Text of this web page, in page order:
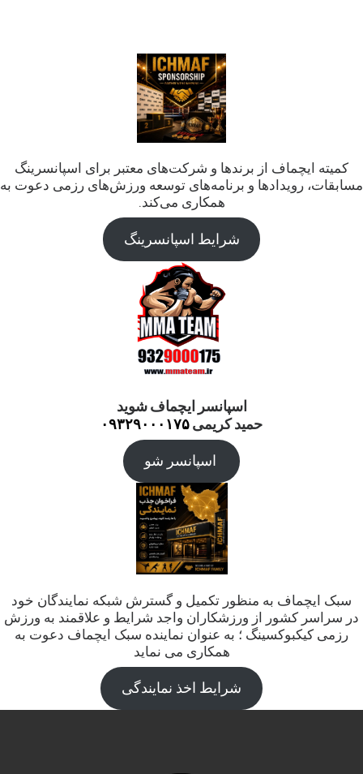
کمیته ایچماف از برندها و شرکت‌های معتبر برای اسپانسرینگ
مسابقات، رویدادها و برنامه‌های توسعه ورزش‌های رزمی دعوت به
همکاری می‌کند.
شرایط اسپانسرینگ
اسپانسر ایچماف شوید
حمید کریمی۰۹۳۲۹۰۰۰۱۷۵
اسپانسر شو
سبک ایچماف به منظور تکمیل و گسترش شبکه نمایندگان خود
در سراسر کشور از ورزشکاران واجد شرایط و علاقمند به ورزش
رزمی کیکبوکسینگ ؛ به عنوان نماینده سبک ایچماف دعوت به
همکاری می نماید
شرایط اخذ نمایندگی